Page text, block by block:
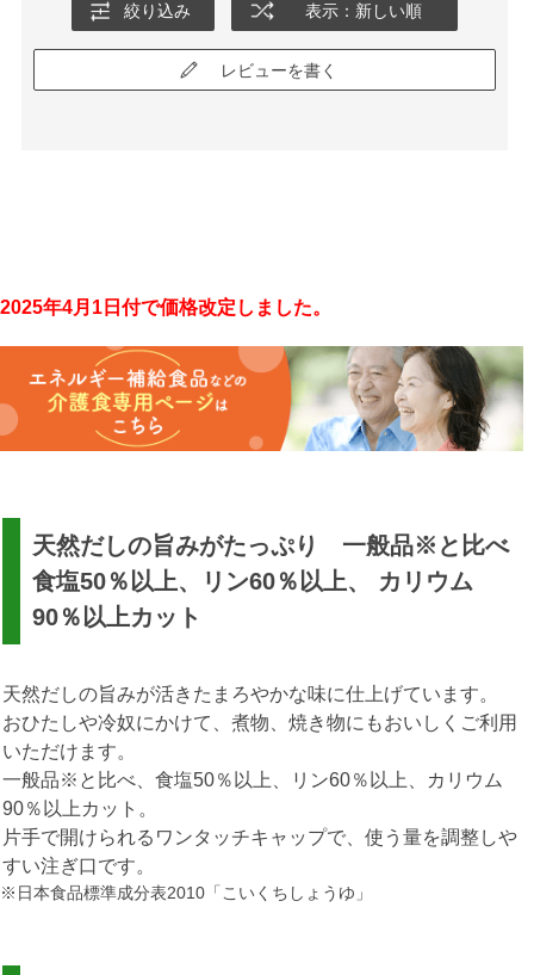
2025年4月1日付で価格改定しました。
天然だしの旨みがたっぷり 一般品※と比べ
食塩50％以上、リン60％以上、 カリウム
90％以上カット
天然だしの旨みが活きたまろやかな味に仕上げています。
おひたしや冷奴にかけて、煮物、焼き物にもおいしくご利用
いただけます。
一般品※と比べ、食塩50％以上、リン60％以上、カリウム
90％以上カット。
片手で開けられるワンタッチキャップで、使う量を調整しや
すい注ぎ口です。
※日本食品標準成分表2010「こいくちしょうゆ」
絞り込み 表示：新しい順
レビューを書く